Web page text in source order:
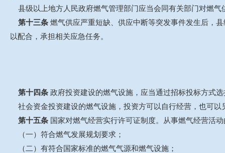
县级以上地方人民政府燃气管理部门应当会同有关部门对燃气
第十三条 燃气供应严重短缺、供应中断等突发事件发生后，
以配合，承担相关应急任务。
第十四条 政府投资建设的燃气设施，应当通过招标投标方式
社会资金投资建设的燃气设施，投资方可以自行经营，也可以
第十五条 国家对燃气经营实行许可证制度。从事燃气经营活
（一）符合燃气发展规划要求；
（二）有符合国家标准的燃气气源和燃气设施；